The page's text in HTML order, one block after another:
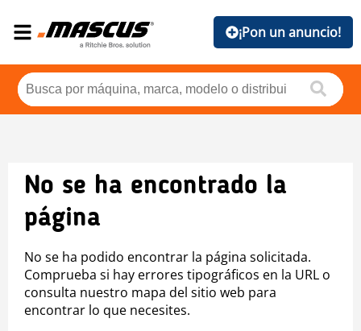
¡Pon un anuncio!
No se ha encontrado la
página
No se ha podido encontrar la página solicitada.
Comprueba si hay errores tipográficos en la URL o
consulta nuestro mapa del sitio web para
encontrar lo que necesites.